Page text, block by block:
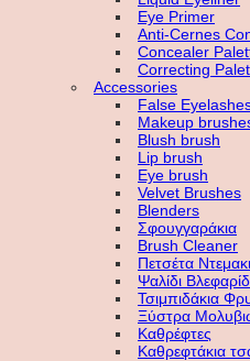
Eye Primer
Anti-Cernes
Concealer
Correcting
Accessories
False
Makeup
Blush brush
Lip brush
Eye brush
Velvet Brushes
Blenders
Σφουγγαράκια
Brush Cleaner
Πετσέτα
Ψαλίδι
Τσιμπιδάκια
Ξύστρα
Καθρέφτες
Καθρεφτάκια